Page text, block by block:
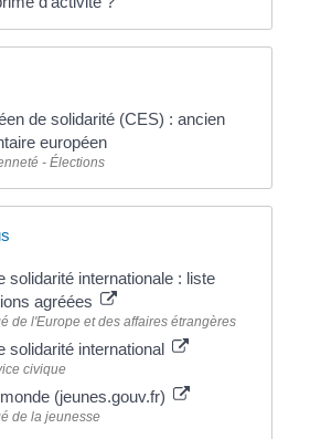
de solidarité (CES) : ancien
européen
- Élections
solidarité internationale : liste
agréées
de l'Europe et des affaires étrangères
solidarité international
civique
(jeunes.gouv.fr)
de la jeunesse